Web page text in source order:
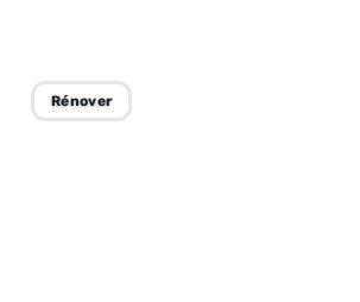
Rénover